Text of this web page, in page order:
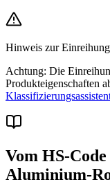
Hinweis zur Einreihung
Achtung: Die
Produkteigenschaften
Vom HS-
Aluminium-